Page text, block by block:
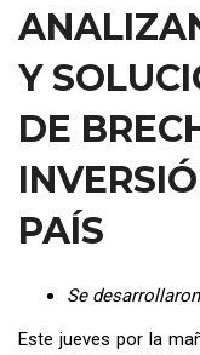
Y
DE
PAÍS
Se
Este jueves por la